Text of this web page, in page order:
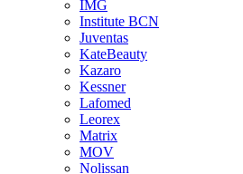
IMG
Institute BCN
Juventas
KateBeauty
Kazaro
Kessner
Lafomed
Leorex
Matrix
MOV
Nolissan